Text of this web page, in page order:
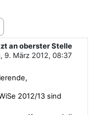
an oberster Stelle
9. März 2012, 08:37
2012/13 sind